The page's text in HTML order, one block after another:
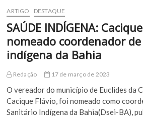
ARTIGO DESTAQUE
SAÚDE INDÍGENA:
nomeado coordenador
indígena da Bahia
Redação 17 de março de 2023
O vereador do município de Euclides da
Cacique Flávio, foi nomeado como
Sanitário Indígena da Bahia(Dsei-BA),